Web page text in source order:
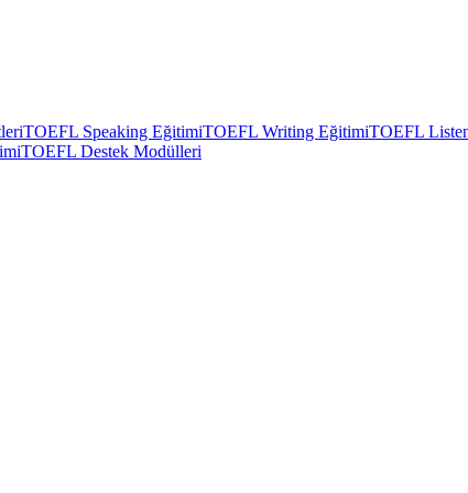
TOEFL Speaking EğitimiTOEFL Writing EğitimiTOEFL
TOEFL Destek Modülleri